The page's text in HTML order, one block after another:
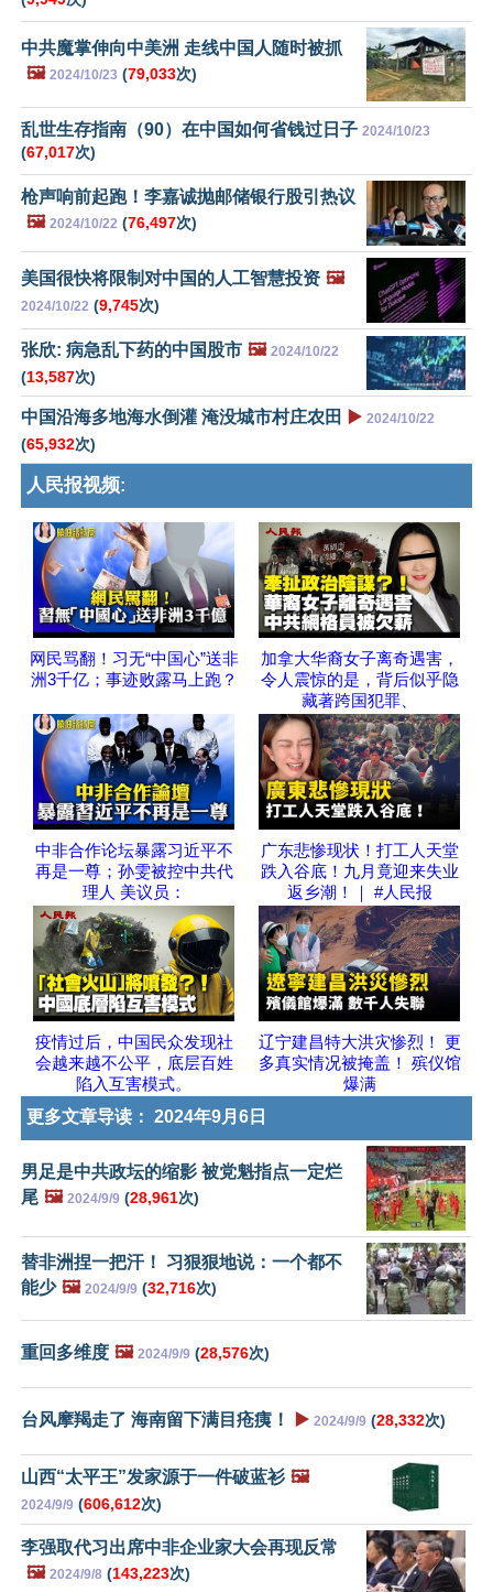
中共魔掌伸向中美洲 走线中国人随时被抓
🖼️ 2024/10/23 (79,033次)
乱世生存指南（90）在中国如何省钱过日子 2024/10/23
(67,017次)
枪声响前起跑！李嘉诚抛邮储银行股引热议
🖼️ 2024/10/22 (76,497次)
美国很快将限制对中国的人工智慧投资 🖼️
2024/10/22 (9,745次)
张欣: 病急乱下药的中国股市 🖼️ 2024/10/22
(13,587次)
中国沿海多地海水倒灌 淹没城市村庄农田 ▶️ 2024/10/22
(65,932次)
人民报视频:
网民骂翻！习无“中国心”送非
洲3千亿；事迹败露马上跑？
加拿大华裔女子离奇遇害，
令人震惊的是，背后似乎隐
藏著跨国犯罪、
中非合作论坛暴露习近平不
再是一尊；孙雯被控中共代
理人 美议员：
广东悲惨现状！打工人天堂
跌入谷底！九月竟迎来失业
返乡潮！｜ #人民报
疫情过后，中国民众发现社
会越来越不公平，底层百姓
陷入互害模式。
辽宁建昌特大洪灾惨烈！ 更
多真实情况被掩盖！ 殡仪馆
爆满
更多文章导读： 2024年9月6日
男足是中共政坛的缩影 被党魁指点一定烂
尾 🖼️ 2024/9/9 (28,961次)
替非洲捏一把汗！ 习狠狠地说：一个都不
能少 🖼️ 2024/9/9 (32,716次)
重回多维度 🖼️ 2024/9/9 (28,576次)
台风摩羯走了 海南留下满目疮痍！ ▶️ 2024/9/9 (28,332次)
山西“太平王”发家源于一件破蓝衫 🖼️
2024/9/9 (606,612次)
李强取代习出席中非企业家大会再现反常
🖼️ 2024/9/8 (143,223次)